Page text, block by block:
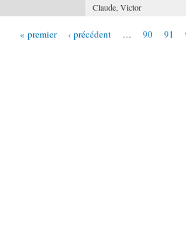
Claude, Victor
« premier ‹ précédent … 90 91